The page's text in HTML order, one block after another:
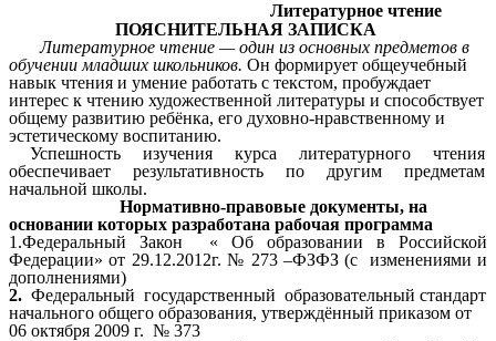
Литературное чтение
ПОЯСНИТЕЛЬНАЯ ЗАПИСКА
Литературное чтение — один из основных предметов в
обучении младших школьников. Он формирует общеучебный
навык чтения и умение работать с текстом, пробуждает
интерес к чтению художественной литературы и способствует
общему развитию ребёнка, его духовно-нравственному и
эстетическому воспитанию.
Успешность изучения курса литературного чтения
обеспечивает результативность по другим предметам
начальной школы.
Нормативно-правовые документы, на
основании которых разработана рабочая программа
1.Федеральный Закон « Об образовании в Российской
Федерации» от 29.12.2012г. № 273 –ФЗФЗ (с изменениями и
дополнениями)
2. Федеральный государственный образовательный стандарт
начального общего образования, утверждённый приказом от
06 октября 2009 г. № 373